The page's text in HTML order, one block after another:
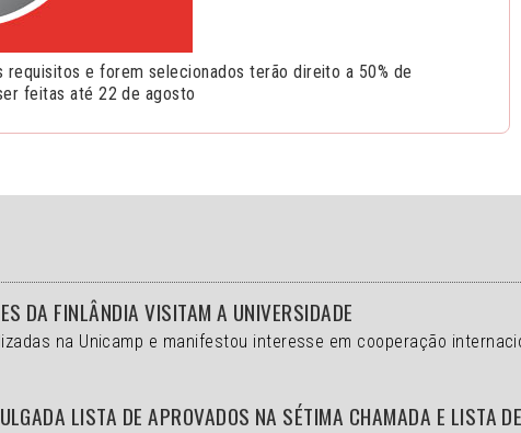
requisitos e forem selecionados terão direito a 50% de
feitas até 22 de agosto
DA FINLÂNDIA VISITAM A UNIVERSIDADE
na Unicamp e manifestou interesse em cooperação
LISTA DE APROVADOS NA SÉTIMA CHAMADA E LISTA